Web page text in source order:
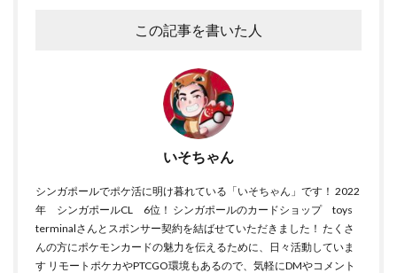
この記事を書いた人
いそちゃん
シンガポールでポケ活に明け暮れている「いそちゃん」です！ 2022
年 シンガポールCL 6位！ シンガポールのカードショップ toys
terminalさんとスポンサー契約を結ばせていただきました！ たくさ
んの方にポケモンカードの魅力を伝えるために、日々活動していま
す リモートポケカやPTCGO環境もあるので、気軽にDMやコメント